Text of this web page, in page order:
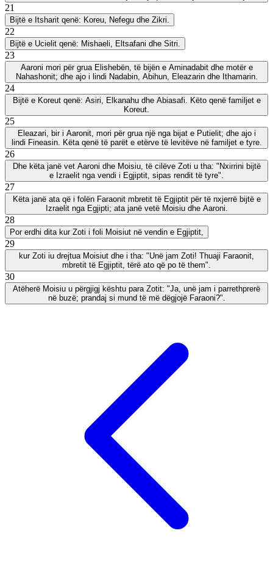
21
Bijtë e Itsharit qenë: Koreu, Nefegu dhe Zikri.
22
Bijtë e Ucielit qenë: Mishaeli, Eltsafani dhe Sitri.
23
Aaroni mori për grua Elishebën, të bijën e Aminadabit dhe motër e
Nahashonit; dhe ajo i lindi Nadabin, Abihun, Eleazarin dhe Ithamarin.
24
Bijtë e Koreut qenë: Asiri, Elkanahu dhe Abiasafi. Këto qenë familjet e
Koreut.
25
Eleazari, bir i Aaronit, mori për grua një nga bijat e Putielit; dhe ajo i
lindi Fineasin. Këta qenë të parët e etërve të levitëve në familjet e tyre.
26
Dhe këta janë vet Aaroni dhe Moisiu, të cilëve Zoti u tha: "Nxirrini bijtë
e Izraelit nga vendi i Egjiptit, sipas rendit të tyre".
27
Këta janë ata që i folën Faraonit mbretit të Egjiptit për të nxjerrë bijtë e
Izraelit nga Egjipti; ata janë vetë Moisiu dhe Aaroni.
28
Por erdhi dita kur Zoti i foli Moisiut në vendin e Egjiptit,
29
kur Zoti iu drejtua Moisiut dhe i tha: "Unë jam Zoti! Thuaji Faraonit,
mbretit të Egjiptit, tërë ato që po të them".
30
Atëherë Moisiu u përgjigj kështu para Zotit: "Ja, unë jam i parrethprerë
në buzë; prandaj si mund të më dëgjojë Faraoni?".